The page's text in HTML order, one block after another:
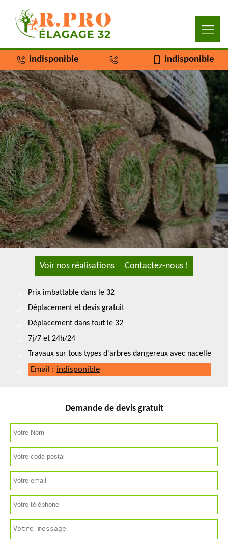
indisponible indisponible
Voir nos réalisations Contactez-nous !
Prix imbattable dans le 32
Déplacement et devis gratuit
Déplacement dans tout le 32
7j/7 et 24h/24
Travaux sur tous types d'arbres dangereux avec nacelle
Email : indisponible
Demande de devis gratuit